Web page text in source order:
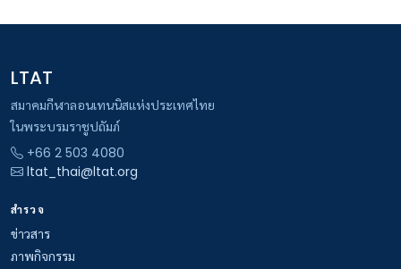
LTAT
สมาคมกีฬาลอนเทนนิสแห่งประเทศไทย
ในพระบรมราชูปถัมภ์
+66 2 503 4080
ltat_thai@ltat.org
สำรวจ
ข่าวสาร
ภาพกิจกรรม